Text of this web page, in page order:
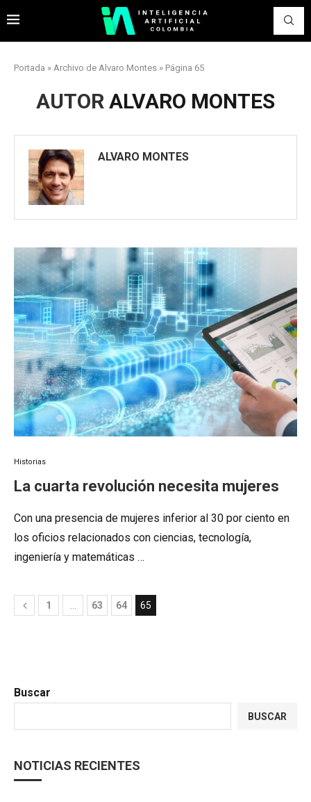
Portada » Archivo de Alvaro Montes » Página 65
AUTOR ALVARO MONTES
ALVARO MONTES
Historias
La cuarta revolución necesita mujeres
Con una presencia de mujeres inferior al 30 por ciento en
los oficios relacionados con ciencias, tecnología,
ingeniería y matemáticas …
1 63 64 65
Buscar
BUSCAR
NOTICIAS RECIENTES